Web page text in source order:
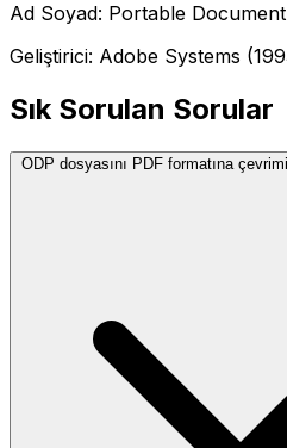
Ad Soyad: Portable
Geliştirici: Adobe Systems
Sık Sorulan Sorular
ODP dosyasını PDF formatına